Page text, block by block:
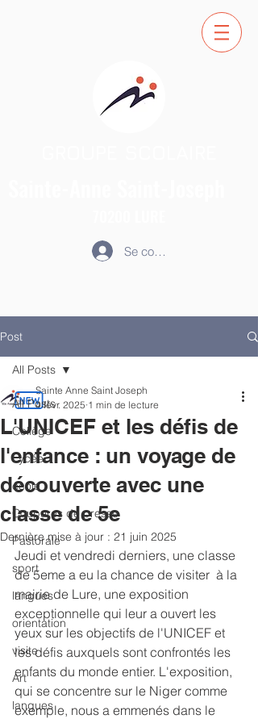
Se connecter
Post
All Posts
Collège
Lycée
école
Coupures de presse
Pastorale
sport
langues
orientation
visite
Art
langues
All Posts
L'UNICEF et les défis de
l'enfance : un voyage de
découverte avec une
classe de 5e
Sainte Anne Saint Joseph
4 févr. 2025 1 min de lecture
Dernière mise à jour : 21 juin 2025
Jeudi et vendredi derniers, une classe
de 5eme a eu la chance de visiter  à la
mairie de Lure, une exposition
exceptionnelle qui leur a ouvert les
yeux sur les objectifs de l'UNICEF et
les défis auxquels sont confrontés les
enfants du monde entier. L'exposition,
qui se concentre sur le Niger comme
exemple, nous a emmenés dans le